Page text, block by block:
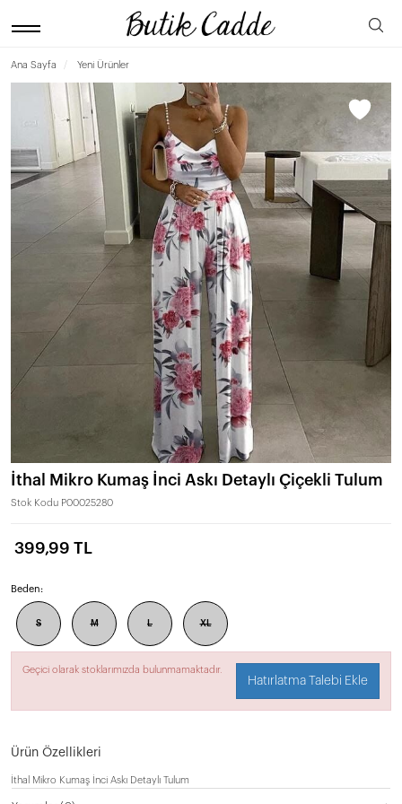
Ana Sayfa Yeni Ürünler
İthal Mikro Kumaş İnci Askı Detaylı Çiçekli Tulum
Stok Kodu P00025280
399,99 TL
Beden:
S M L XL
Geçici olarak stoklarımızda bulunmamaktadır.
Hatırlatma Talebi Ekle
Ürün Özellikleri
İthal Mikro Kumaş İnci Askı Detaylı Tulum